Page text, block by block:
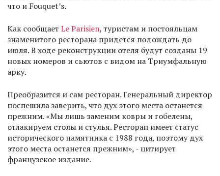
что и Fouquet’s.
Как сообщает Le Parisien, туристам и постояльцам
знаменитого ресторана придется подождать до
июля. В ходе реконструкции отеля будут созданы 19
новых номеров и сьютов с видом на Триумфальную
арку.
Преобразится и сам ресторан. Генеральный директор
поспешила заверить, что дух этого места останется
прежним. «Мы лишь заменим ковры и гобелены,
отлакируем столы и стулья. Ресторан имеет статус
исторического памятника с 1988 года, поэтому дух
этого места останется прежним», - цитирует
французское издание.